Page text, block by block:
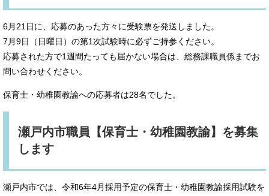
6月21日に、応募のあった方々に受験票を発送しました。
7月9日（日曜日）の第1次試験時に必ずご持参ください。
応募された方で1週間たっても届かない場合は、総務課職員係までお
問い合わせください。
保育士・幼稚園教諭への応募者は28名でした。
瀬戸内市職員【保育士・幼稚園教諭】を募集
します
瀬戸内市では、令和6年4月採用予定の保育士・幼稚園教諭採用試験を